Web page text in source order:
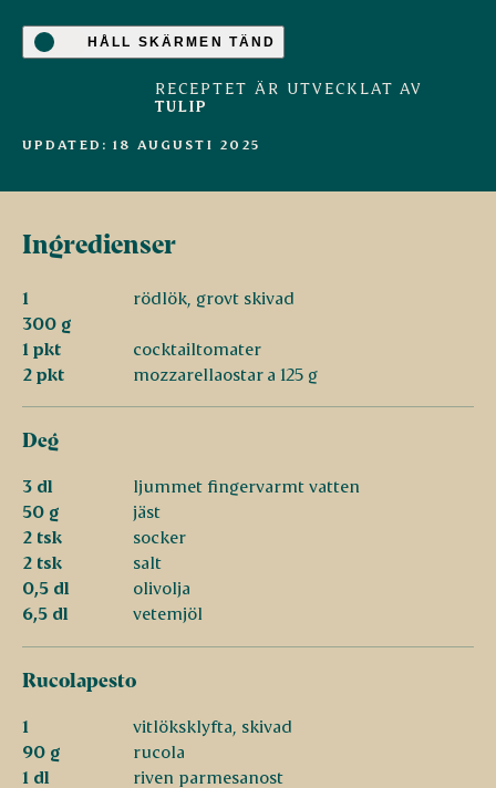
HÅLL SKÄRMEN TÄND
RECEPTET ÄR UTVECKLAT AV
TULIP
UPDATED: 18 AUGUSTI 2025
Ingredienser
1
rödlök, grovt skivad
300 g
1 pkt
cocktailtomater
2 pkt
mozzarellaostar a 125 g
Deg
3 dl
ljummet fingervarmt vatten
50 g
jäst
2 tsk
socker
2 tsk
salt
0,5 dl
olivolja
6,5 dl
vetemjöl
Rucolapesto
1
vitlöksklyfta, skivad
90 g
rucola
1 dl
riven parmesanost